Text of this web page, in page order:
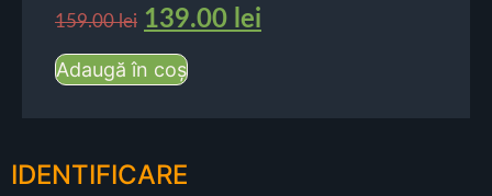
159.00lei 139.00 lei
Adaugă în coș
IDENTIFICARE